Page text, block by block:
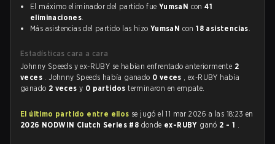
El máximo eliminador del partido fue YumsaN con41
eliminaciones.
Más asistencias del partido las hizo YumsaN con18 asistencias.
Estadísticas cara a cara
Johnny Speeds y ex-RUBY se habían enfrentado anteriormente 2
veces . Johnny Speeds había ganado 0 veces , ex-RUBY había
ganado 2 vecesy 0 partidosterminaron en empate.
El último partido entre ellos se jugó el 11 mar 2026 a las 18:23 en
2026 NODWIN Clutch Series #8 donde ex-RUBY ganó 2 - 1 .